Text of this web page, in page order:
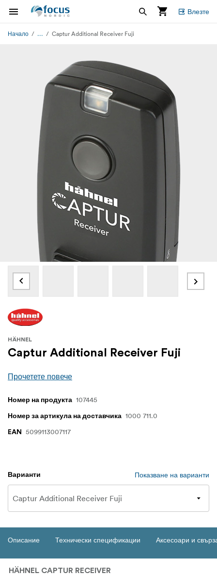
Влезте
Начало ... Captur Additional Receiver Fuji
HÄHNEL
Captur Additional Receiver Fuji
Прочетете повече
Номер на продукта 107445
Номер за артикула на доставчика 1000 711.0
EAN 5099113007117
Варианти Показване на варианти
Описание Технически спецификации Аксесоари и
HÄHNEL CAPTUR RECEIVER